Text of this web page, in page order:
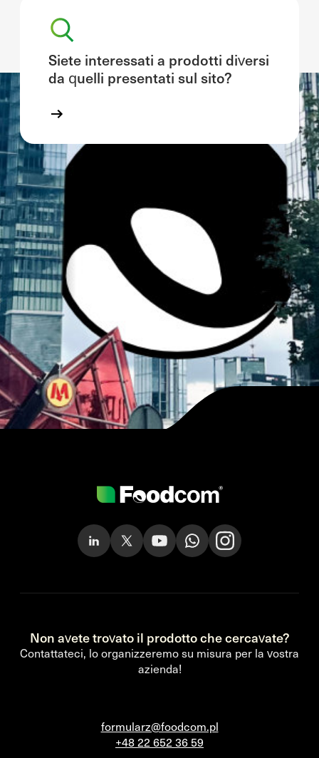
Siete interessati a prodotti diversi
da quelli presentati sul sito?
Non avete trovato il prodotto che cercavate?
Contattateci, lo organizzeremo su misura per la vostra
azienda!
formularz@foodcom.pl
+48 22 652 36 59